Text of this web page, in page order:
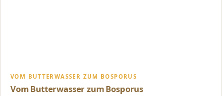
VOM BUTTERWASSER ZUM BOSPORUS
Vom Butterwasser zum Bosporus